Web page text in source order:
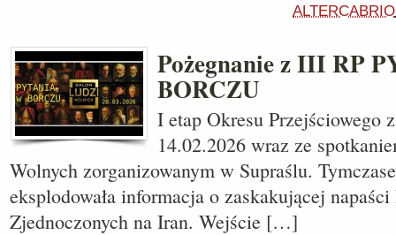
ALTERCABRIO
Pożegnanie z III RP
BORCZU
I etap Okresu Przejściowego
14.02.2026 wraz ze
Wolnych zorganizowanym w Supraślu.
eksplodowała informacja o zaskakującej
Zjednoczonych na Iran. Wejście […]